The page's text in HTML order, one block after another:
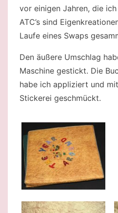
vor einigen Jahren, die
ATC’s sind
Laufe eines Swaps
Den äußere Umschlag
Maschine gestickt. Die
habe ich appliziert und
Stickerei geschmückt.